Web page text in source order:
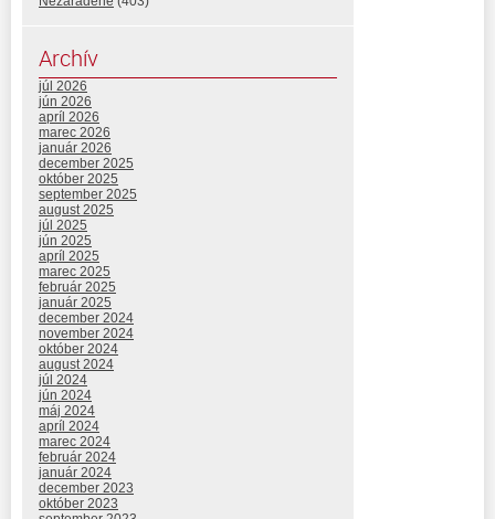
Archív
júl 2026
jún 2026
apríl 2026
marec 2026
január 2026
december 2025
október 2025
september 2025
august 2025
júl 2025
jún 2025
apríl 2025
marec 2025
február 2025
január 2025
december 2024
november 2024
október 2024
august 2024
júl 2024
jún 2024
máj 2024
apríl 2024
marec 2024
február 2024
január 2024
december 2023
október 2023